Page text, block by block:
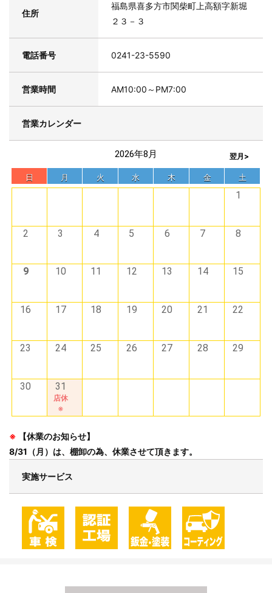
住所
福島県喜多方市関柴町上高額字新堀
２３－３
電話番号 0241-23-5590
営業時間 AM10:00～PM7:00
営業カレンダー
2026年8月 翌月>
日 月 火 水 木 金
土
1
2 3 4 5 6 7 8
9 10 11 12 13 14 15
16 17 18 19 20 21 22
23 24 25 26 27 28 29
30 31
店休
※
※ 【休業のお知らせ】
8/31（月）は、棚卸の為、休業させて頂きます。
実施サービス